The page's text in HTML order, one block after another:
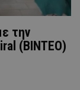
την
(ΒΙΝΤΕΟ)